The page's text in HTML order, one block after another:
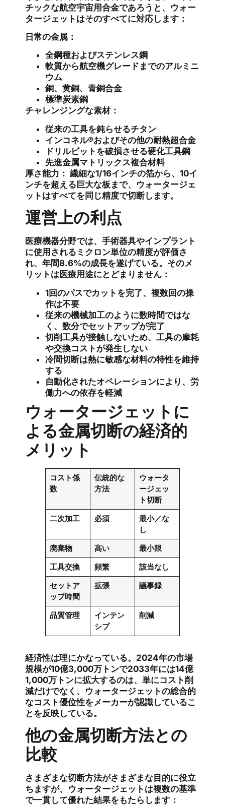
チックな航空宇宙用合金であろうと、ウォー
タージェットはそのすべてに対応します：
日常の金属：
全鋼種およびステンレス鋼
軟質から航空機グレードまでのアルミニ
ウム
銅、黄銅、青銅合金
標準炭素鋼
チャレンジングな素材：
従来の工具を鈍らせるチタン
インコネル®およびその他の耐熱超合金
ドリルビットを破損させる硬化工具鋼
先進金属マトリックス複合材料
厚さ能力： 繊細な1/16インチの箔から、10イ
ンチを超える巨大な板まで、ウォータージェ
ットはすべてを同じ精度で切断します。
運営上の利点
医療機器分野では、手術器具やインプラント
に使用されるミクロン単位の精度が評価さ
れ、年間8.6%の成長を遂げている。そのメ
リットは医療用途にとどまりません：
1回のパスでカットを完了、複数回の操
作は不要
従来の機械加工のように数時間ではな
く、数分でセットアップが完了
切削工具が接触しないため、工具の摩耗
や交換コストが発生しない
冷間切断は熱に敏感な材料の特性を維持
する
自動化されたオペレーションにより、労
働力への依存を軽減
ウォータージェットに
よる金属切断の経済的
メリット
コスト係
数
伝統的な
方法
ウォータ
ージェッ
ト切断
二次加工
必須
最小／な
し
廃棄物
高い
最小限
工具交換
頻繁
該当なし
セットア
ップ時間
拡張 議事録
品質管理
インテン
シブ
削減
経済性は理にかなっている。2024年の市場
規模が10億3,000万トンで2033年には14億
1,000万トンに拡大するのは、単にコスト削
減だけでなく、ウォータージェットの総合的
なコスト優位性をメーカーが認識しているこ
とを反映している。
他の金属切断方法との
比較
さまざまな切断方法がさまざまな目的に役立
ちますが、ウォータージェットは複数の基準
で一貫して優れた結果をもたらします：